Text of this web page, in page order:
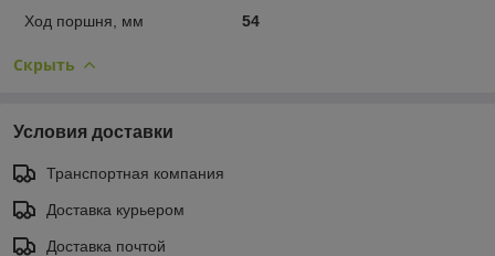
Ход поршня, мм
54
Скрыть
Условия доставки
Транспортная компания
Доставка курьером
Доставка почтой